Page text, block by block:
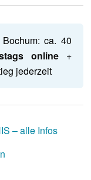
ca. 40
online+
jederzeit
– alle Infos